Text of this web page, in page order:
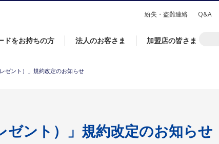
紛失・盗難連絡 Q&A
ドをお持ちの方 法人のお客さま 加盟店の皆さま
ゼント）」規約改定のお知らせ
ゼント）」規約改定のお知らせ